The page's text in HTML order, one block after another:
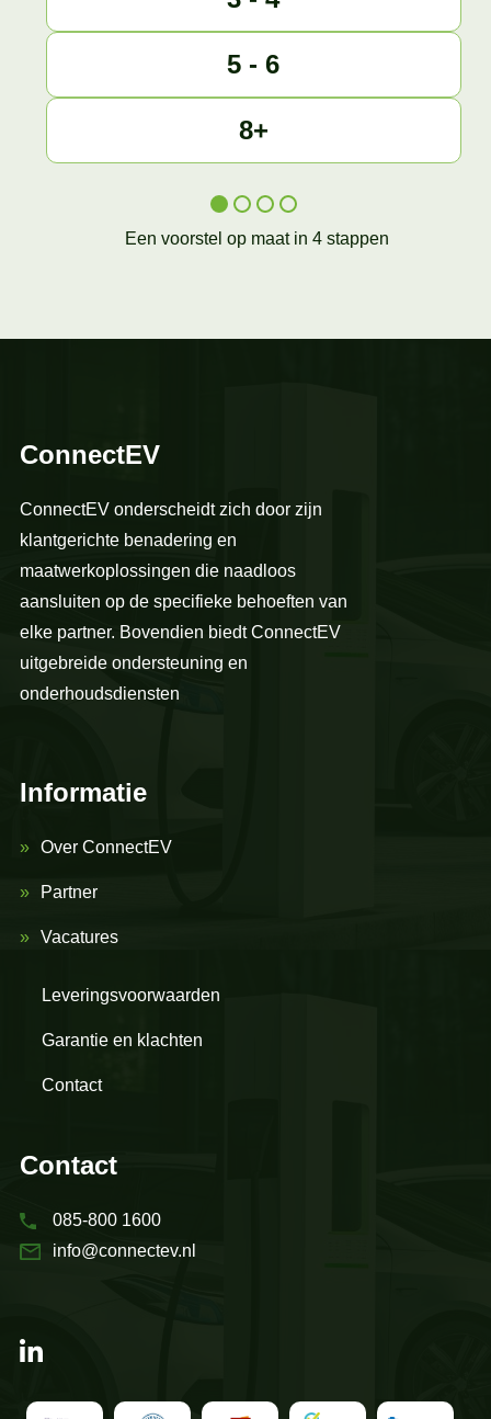
5 - 6
8+
ConnectEV
ConnectEV onderscheidt zich door zijn
klantgerichte benadering en
maatwerkoplossingen die naadloos
aansluiten op de specifieke behoeften van
elke partner. Bovendien biedt ConnectEV
uitgebreide ondersteuning en
onderhoudsdiensten
Informatie
Over ConnectEV
Partner
Vacatures
Leveringsvoorwaarden
Garantie en klachten
Contact
Contact
085-800 1600
info@connectev.nl